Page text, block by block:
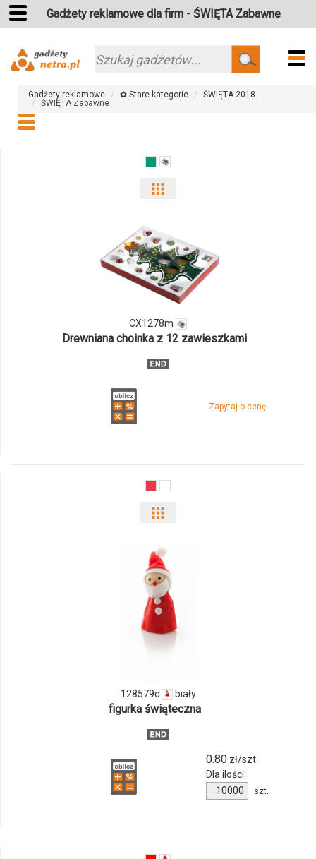
Gadżety reklamowe dla firm - ŚWIĘTA Zabawne
Szukaj
Gadżety reklamowe ✿ Stare kategorie
ŚWIĘTA 2018
ŚWIĘTA Zabawne
i
ilości
produktu
CX1278m
CX1278m
Drewniana choinka z 12 zawieszkami
Zapytaj o cenę
i
ilości
produktu
128579c biały
figurka świąteczna
0.80zł/szt.
Dla ilości:
Ilość
produktu
szt.